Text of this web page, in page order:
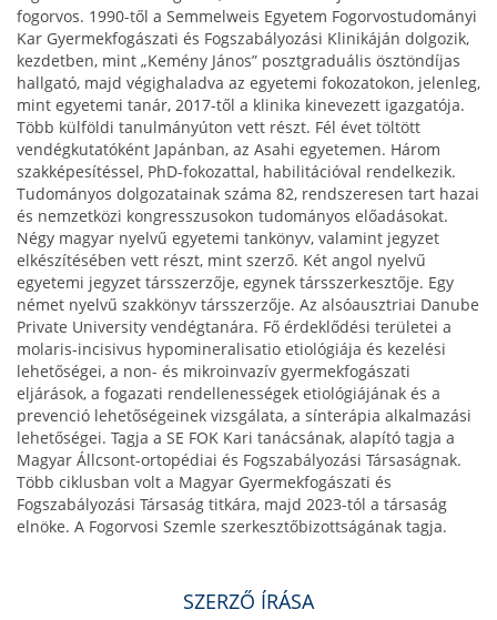
fogorvos. 1990-től a Semmelweis Egyetem Fogorvostudományi
Kar Gyermekfogászati és Fogszabályozási Klinikáján dolgozik,
kezdetben, mint „Kemény János” posztgraduális ösztöndíjas
hallgató, majd végighaladva az egyetemi fokozatokon, jelenleg,
mint egyetemi tanár, 2017-től a klinika kinevezett igazgatója.
Több külföldi tanulmányúton vett részt. Fél évet töltött
vendégkutatóként Japánban, az Asahi egyetemen. Három
szakképesítéssel, PhD-fokozattal, habilitációval rendelkezik.
Tudományos dolgozatainak száma 82, rendszeresen tart hazai
és nemzetközi kongresszusokon tudományos előadásokat.
Négy magyar nyelvű egyetemi tankönyv, valamint jegyzet
elkészítésében vett részt, mint szerző. Két angol nyelvű
egyetemi jegyzet társszerzője, egynek társszerkesztője. Egy
német nyelvű szakkönyv társszerzője. Az alsóausztriai Danube
Private University vendégtanára. Fő érdeklődési területei a
molaris-incisivus hypomineralisatio etiológiája és kezelési
lehetőségei, a non- és mikroinvazív gyermekfogászati
eljárások, a fogazati rendellenességek etiológiájának és a
prevenció lehetőségeinek vizsgálata, a sínterápia alkalmazási
lehetőségei. Tagja a SE FOK Kari tanácsának, alapító tagja a
Magyar Állcsont-ortopédiai és Fogszabályozási Társaságnak.
Több ciklusban volt a Magyar Gyermekfogászati és
Fogszabályozási Társaság titkára, majd 2023-tól a társaság
elnöke. A Fogorvosi Szemle szerkesztőbizottságának tagja.
SZERZŐ ÍRÁSA